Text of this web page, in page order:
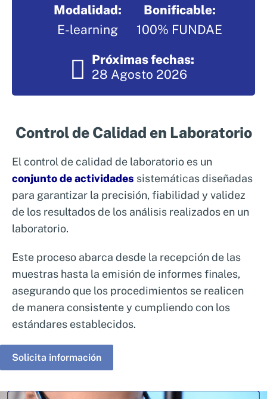
Sistemas de exportación SAE
Asesoramiento en Normativa Internacional
Consultoría Seguridad Alimentaria
NosotrosModalidad:
E-learning
Bonificable:
100% FUNDAE
Próximas fechas:
28 Agosto 2026
Control de Calidad en Laboratorio
El control de calidad de laboratorio es un
conjunto de actividades sistemáticas diseñadas
para garantizar la precisión, fiabilidad y validez
de los resultados de los análisis realizados en un
laboratorio.
Este proceso abarca desde la recepción de las
muestras hasta la emisión de informes finales,
asegurando que los procedimientos se realicen
de manera consistente y cumpliendo con los
estándares establecidos.
Solicita información